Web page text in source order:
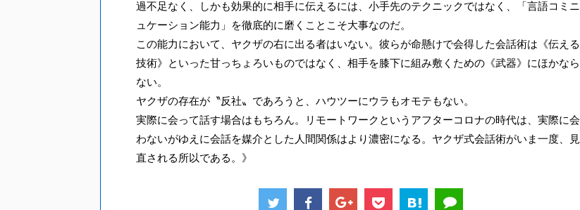
過不足なく、しかも効果的に相手に伝えるには、小手先のテクニックではなく、「言語コミニ
ュケーション能力」を徹底的に磨くことこそ大事なのだ。
この能力において、ヤクザの右に出る者はいない。彼らが命懸けで会得した会話術は《伝える
技術》といった甘っちょろいものではなく、相手を膝下に組み敷くための《武器》にほかなら
ない。
ヤクザの存在が〝反社〟であろうと、ハウツーにウラもオモテもない。
実際に会って話す場合はもちろん。リモートワークというアフターコロナの時代は、実際に会
わないがゆえに会話を媒介とした人間関係はより濃密になる。ヤクザ式会話術がいま一度、見
直される所以である。》